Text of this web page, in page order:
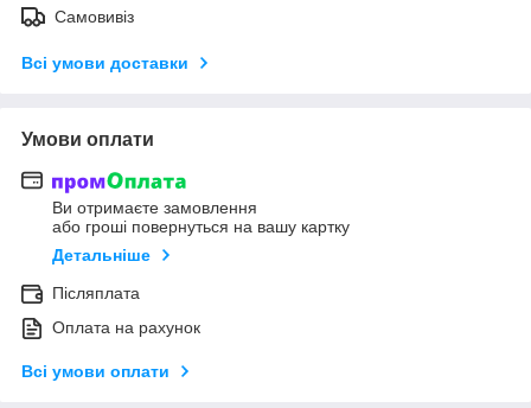
Самовивіз
Всі умови доставки
Умови оплати
Ви отримаєте замовлення
або гроші повернуться на вашу картку
Детальніше
Післяплата
Оплата на рахунок
Всі умови оплати